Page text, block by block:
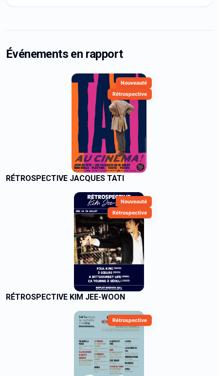
Événements en rapport
Nouveauté
Rétrospective
RÉTROSPECTIVE JACQUES TATI
Nouveauté
Rétrospective
RÉTROSPECTIVE KIM JEE-WOON
Rétrospective